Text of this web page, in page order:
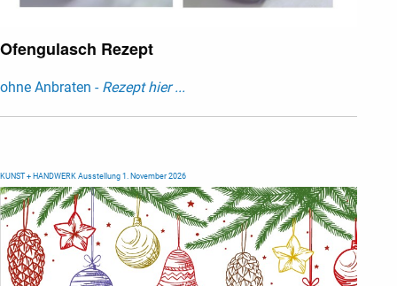
Ofengulasch Rezept
ohne Anbraten - Rezept hier ...
KUNST + HANDWERK Ausstellung 1. November 2026